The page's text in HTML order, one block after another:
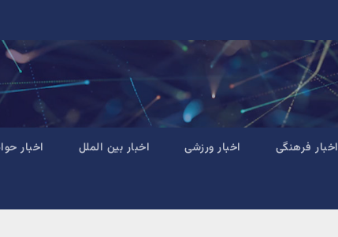
اخبار فرهنگی اخبار ورزشی اخبار بین الملل اخبار